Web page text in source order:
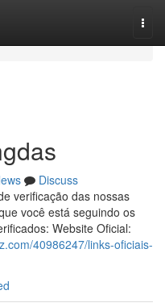
Discuss
verificação das nossas
você está seguindo os
Website Oficial:
40986247/links-oficiais-